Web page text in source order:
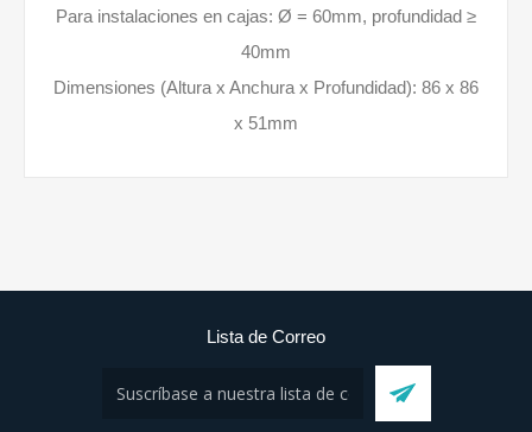
Para instalaciones en cajas: Ø = 60mm, profundidad ≥
40mm
Dimensiones (Altura x Anchura x Profundidad): 86 x 86
x 51mm
Lista de Correo